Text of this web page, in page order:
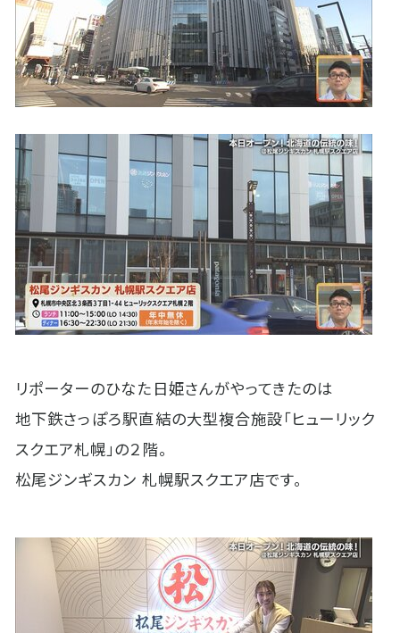
リポーターのひなた日姫さんがやってきたのは
地下鉄さっぽろ駅直結の大型複合施設「ヒューリック
スクエア札幌」の２階。
松尾ジンギスカン 札幌駅スクエア店です。